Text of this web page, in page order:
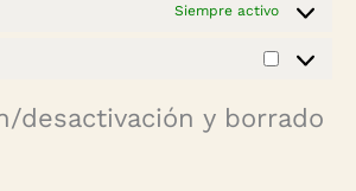
Siempre activo
desactivación y borrado